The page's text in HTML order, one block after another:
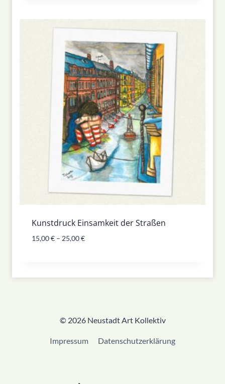
Kunstdruck Einsamkeit der Straßen
15,00€ – 25,00€
© 2026 Neustadt Art Kollektiv
Impressum Datenschutzerklärung